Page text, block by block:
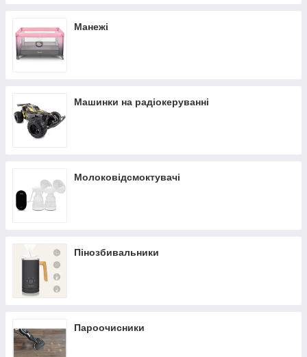
Манежі
Машинки на радіокеруванні
Молоковідсмоктувачі
Пінозбивальники
Пароочисники